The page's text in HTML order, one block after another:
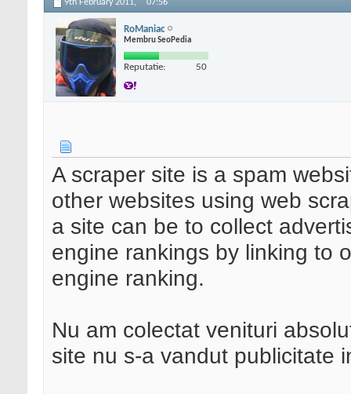
9th February 2011, 07:56
RoManiac
Membru SeoPedia
Reputatie: 50
A scraper site is a spam
other websites using web
a site can be to collect
engine rankings by linking to
engine ranking.
Nu am colectat venituri
site nu s-a vandut publicitate